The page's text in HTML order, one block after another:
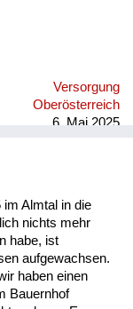
Versorgung
Oberösterreich
6. Mai 2025
im Almtal in die
nichts mehr
habe, ist
aufgewachsen.
haben einen
Bauernhof